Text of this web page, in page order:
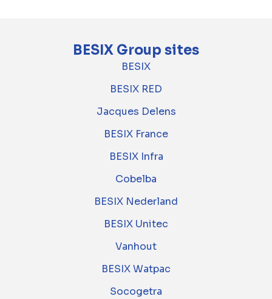
BESIX Group sites
BESIX
BESIX RED
Jacques Delens
BESIX France
BESIX Infra
Cobelba
BESIX Nederland
BESIX Unitec
Vanhout
BESIX Watpac
Socogetra